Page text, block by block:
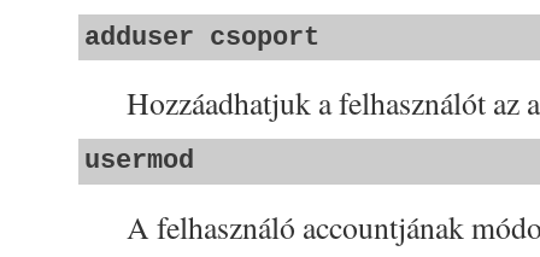
adduser csoport
Hozzáadhatjuk a felhasználót az
usermod
A felhasználó accountjának